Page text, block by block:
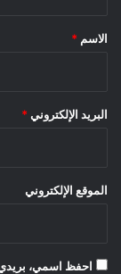
*
الاسم *
البريد الإلكتروني *
الموقع الإلكتروني
احفظ اسمي، بريدي